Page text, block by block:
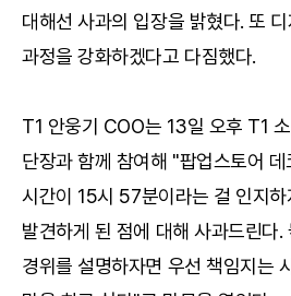
대해선 사과의 입장을 밝혔다. 또
과정을 강화하겠다고 다짐했다.
T1 안웅기 COO는 13일 오후 T1
단장과 함께 참여해 "팝업스토어 데
시간이 15시 57분이라는 걸 인지하
발견하게 된 점에 대해 사과드린다.
경위를 설명하자면 우선 책임지는